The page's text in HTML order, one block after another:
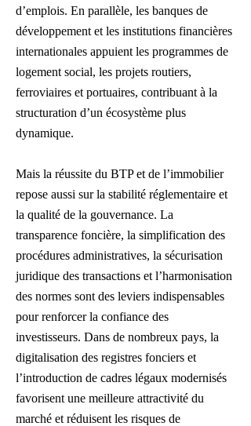
d’emplois. En parallèle, les banques de
développement et les institutions financières
internationales appuient les programmes de
logement social, les projets routiers,
ferroviaires et portuaires, contribuant à la
structuration d’un écosystème plus
dynamique.
Mais la réussite du BTP et de l’immobilier
repose aussi sur la stabilité réglementaire et
la qualité de la gouvernance. La
transparence foncière, la simplification des
procédures administratives, la sécurisation
juridique des transactions et l’harmonisation
des normes sont des leviers indispensables
pour renforcer la confiance des
investisseurs. Dans de nombreux pays, la
digitalisation des registres fonciers et
l’introduction de cadres légaux modernisés
favorisent une meilleure attractivité du
marché et réduisent les risques de